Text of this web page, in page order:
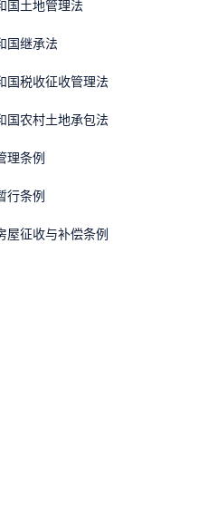
国土地管理法
国继承法
国税收征收管理法
国农村土地承包法
理条例
行条例
屋征收与补偿条例